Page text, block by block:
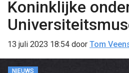
Koninklijke
13 juli 2023 18:54 door Tom
NIEUWS